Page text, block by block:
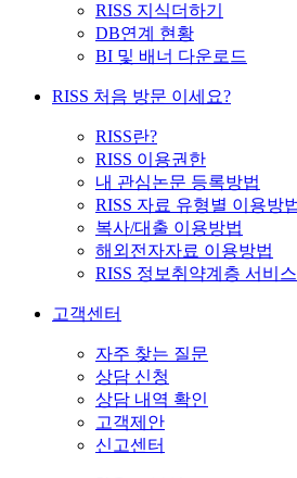
RISS 지식더하기
DB연계 현황
BI 및 배너 다운로드
RISS 처음 방문 이세요?
RISS란?
RISS 이용권한
내 관심논문 등록방법
RISS 자료 유형별 이용방
복사/대출 이용방법
해외전자자료 이용방법
RISS 정보취약계층 서비
고객센터
자주 찾는 질문
상담 신청
상담 내역 확인
고객제안
신고센터